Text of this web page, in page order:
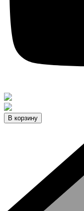
В корзину